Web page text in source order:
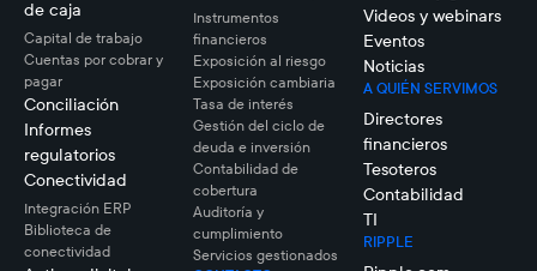
de caja
Capital de trabajo
Cuentas por cobrar y
pagar
Conciliación
Informes
regulatorios
Conectividad
Integración ERP
Biblioteca de
conectividad
Instrumentos
financieros
Exposición al riesgo
Exposición cambiaria
Tasa de interés
Gestión del ciclo de
deuda e inversión
Contabilidad de
cobertura
Auditoría y
cumplimiento
Servicios gestionados
Videos y webinars
Eventos
Noticias
A QUIÉN SERVIMOS
Directores
financieros
Tesoteros
Contabilidad
TI
RIPPLE